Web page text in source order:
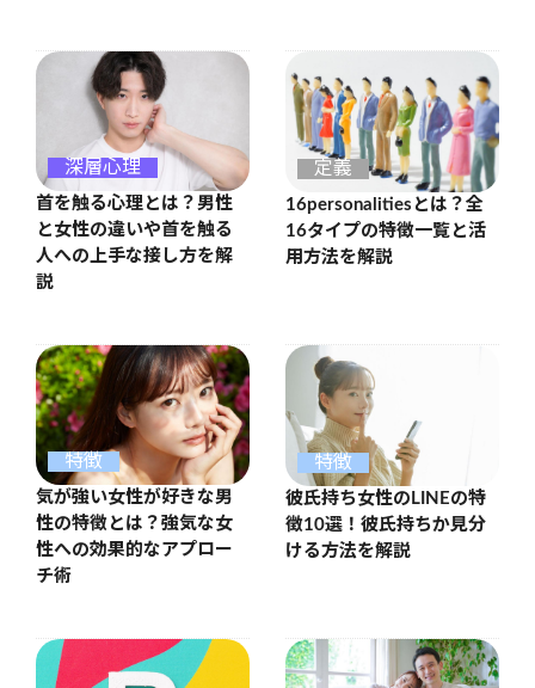
深層心理
首を触る心理とは？男性
と女性の違いや首を触る
人への上手な接し方を解
説
定義
16personalitiesとは？全
16タイプの特徴一覧と活
用方法を解説
特徴
気が強い女性が好きな男
性の特徴とは？強気な女
性への効果的なアプロー
チ術
特徴
彼氏持ち女性のLINEの特
徴10選！彼氏持ちか見分
ける方法を解説